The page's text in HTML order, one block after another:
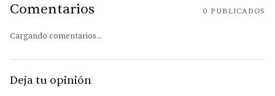
Comentarios 0 PUBLICADOS
Cargando comentarios...
Deja tu opinión